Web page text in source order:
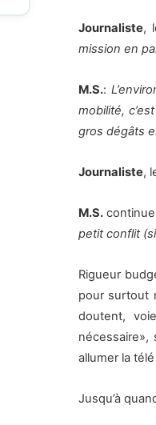
Journaliste,
mission en
M.S.:
mobilité,
gros dégâts
Journaliste,
M.S.
petit conflit
Rigueur
pour surtout
doutent,
nécessaire»,
allumer la
Jusqu’à